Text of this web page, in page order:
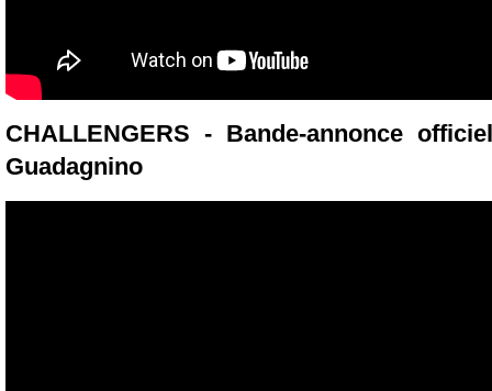
CHALLENGERS - Bande-annonce
Guadagnino